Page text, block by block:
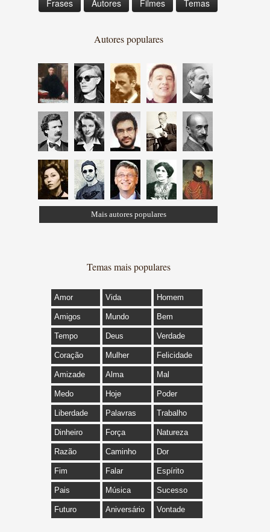
Frases Autores Filmes Temas
Autores populares
Mais autores populares
Temas mais populares
Amor Vida Homem
Amigos Mundo Bem
Tempo Deus Verdade
Coração Mulher Felicidade
Amizade Alma Mal
Medo Hoje Poder
Liberdade Palavras Trabalho
Dinheiro Força Natureza
Razão Caminho Dor
Fim Falar Espírito
Pais Música Sucesso
Futuro Aniversário Vontade